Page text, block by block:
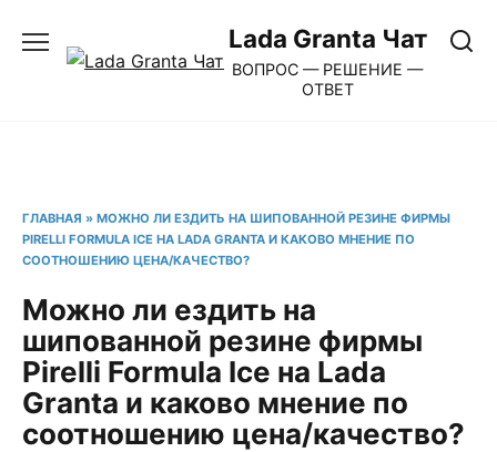
содержанию
Lada Granta Чат
ВОПРОС — РЕШЕНИЕ —
ОТВЕТ
ГЛАВНАЯ » МОЖНО ЛИ ЕЗДИТЬ НА ШИПОВАННОЙ РЕЗИНЕ ФИРМЫ
PIRELLI FORMULA ICE НА LADA GRANTA И КАКОВО МНЕНИЕ ПО
СООТНОШЕНИЮ ЦЕНА/КАЧЕСТВО?
Можно ли ездить на
шипованной резине фирмы
Pirelli Formula Ice на Lada
Granta и каково мнение по
соотношению цена/качество?